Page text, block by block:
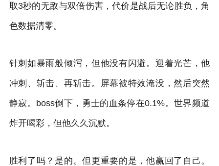
取3秒的无敌与双倍伤害，代价是战后无论胜负，角
色数据清零。
针刺如暴雨般倾泻，但他没有闪避。迎着光芒，他
冲刺、斩击、再斩击。屏幕被特效淹没，然后突然
静寂。boss倒下，勇士的血条停在0.1%。世界频道
炸开喝彩，但他久久沉默。
胜利了吗？是的。但更重要的是，他赢回了自己。